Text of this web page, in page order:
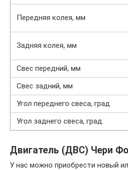
Передняя колея, мм
Задняя колея, мм
Свес передний, мм
Свес задний, мм
Угол переднего свеса, град.
Угол заднего свеса, град.
Двигатель (ДВС) Чери
У нас можно приобрести новый